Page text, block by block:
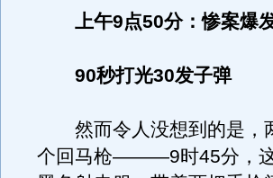
上午9点50分：惨案爆
90秒打光30发子弹
然而令人没想到的是，
个回马枪———9时45分，